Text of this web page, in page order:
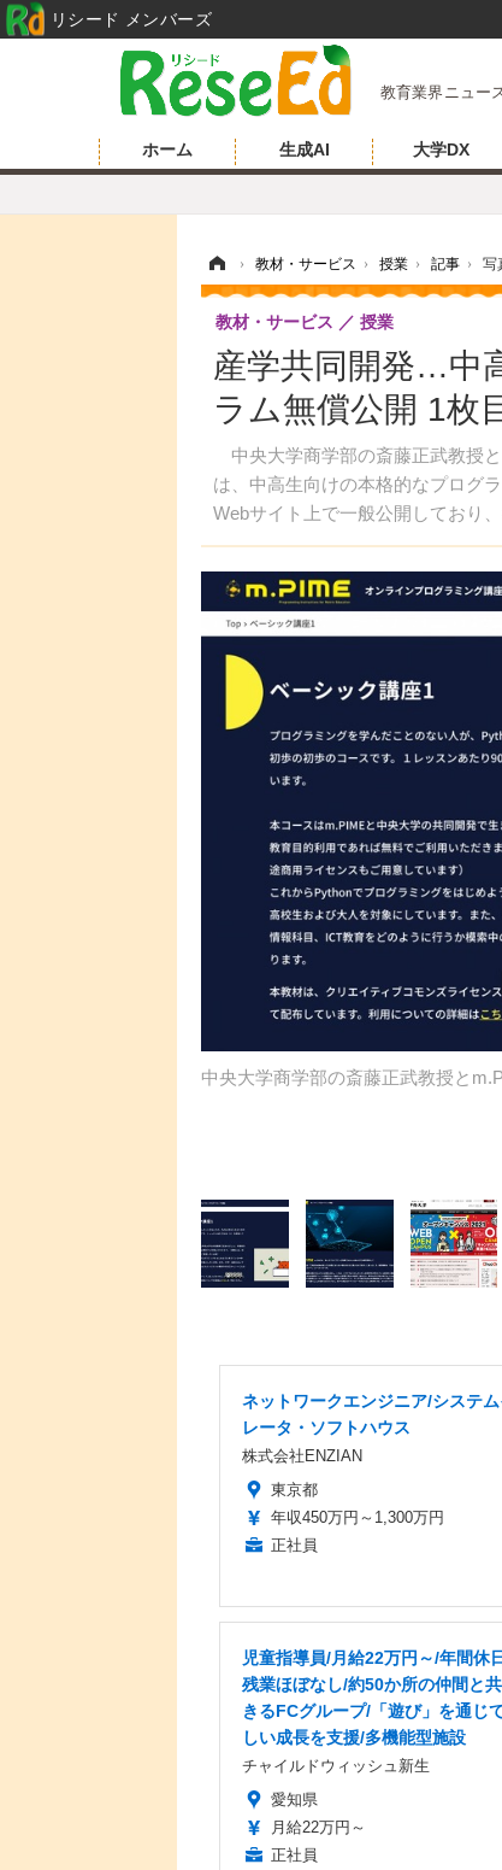
教育業界ニュー
ホーム 生成AI 大学DX
› 教材・サービス › 授業 › 記事 › 写
産学共同開発…中
ラム無償公開 1枚
中央大学商学部の斎藤正武教授
は、中高生向けの本格的なプログ
Webサイト上で一般公開しており
教材・サービス 授業
中央大学商学部の斎藤正武教授と
ネットワークエンジニア/システ
レータ・ソフトハウス
株式会社ENZIAN
東京都
年収450万円～1,300万円
正社員
児童指導員/月給22万円～/年間休
残業ほぼなし/約50か所の仲間と
きるFCグループ/「遊び」を通じ
しい成長を支援/多機能型施設
チャイルドウィッシュ新生
愛知県
月給22万円～
正社員
リシード メンバーズ